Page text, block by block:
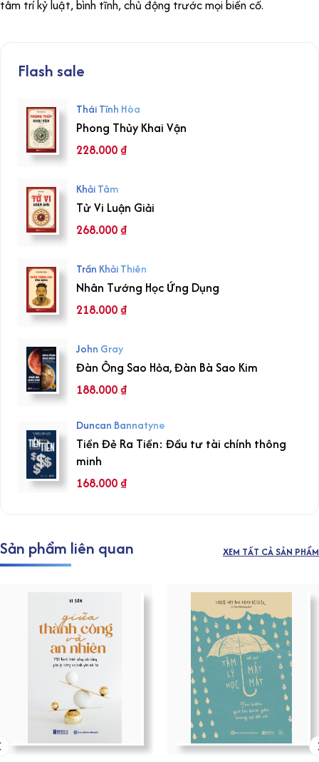
tâm trí kỷ luật, bình tĩnh, chủ động trước mọi biến cố.
Flash sale
Thái Tĩnh Hòa
Phong Thủy Khai Vận
228.000₫
Khải Tâm
Tử Vi Luận Giải
268.000₫
Trần Khải Thiên
Nhân Tướng Học Ứng Dụng
218.000₫
John Gray
Đàn Ông Sao Hỏa, Đàn Bà Sao Kim
188.000₫
Duncan Bannatyne
Tiền Đẻ Ra Tiền: Đầu tư tài chính thông
minh
168.000₫
Sản phẩm liên quan XEM TẤT CẢ SẢN PHẨM